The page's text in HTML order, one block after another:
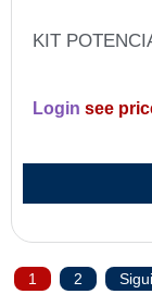
KIT
Login see
1 2